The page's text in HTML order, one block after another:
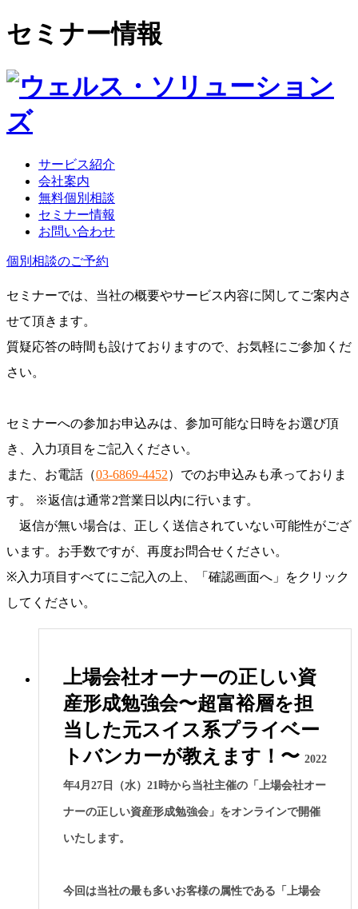
セミナー情報
サービス紹介
会社案内
無料個別相談
セミナー情報
お問い合わせ
個別相談のご予約
セミナーでは、当社の概要やサービス内容に関してご案内さ
せて頂きます。
質疑応答の時間も設けておりますので、お気軽にご参加くだ
さい。
セミナーへの参加お申込みは、参加可能な日時をお選び頂
き、入力項目をご記入ください。
また、お電話（03-6869-4452）でのお申込みも承っておりま
す。
※返信は通常2営業日以内に行います。
返信が無い場合は、正しく送信されていない可能性がござ
います。お手数ですが、再度お問合せください。
※入力項目すべてにご記入の上、「確認画面へ」をクリック
してください。
上場会社オーナーの正しい資
産形成勉強会〜超富裕層を担
当した元スイス系プライベー
トバンカーが教えます！〜 2022
年4月27日（水）21時から当社主催の「上場会社オー
ナーの正しい資産形成勉強会」をオンラインで開催
いたします。
今回は当社の最も多いお客様の属性である「上場会